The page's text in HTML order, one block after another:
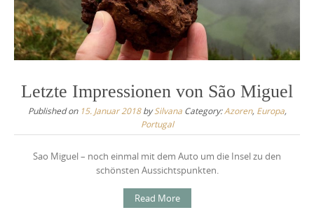
Letzte Impressionen von São Miguel
Published on 15. Januar 2018bySilvanaCategory: Azoren, Europa,
Portugal
Sao Miguel – noch einmal mit dem Auto um die Insel zu den
schönsten Aussichtspunkten.
Read More